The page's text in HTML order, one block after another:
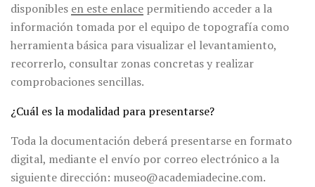
disponibles en este enlace permitiendo acceder a la
información tomada por el equipo de topografía como
herramienta básica para visualizar el levantamiento,
recorrerlo, consultar zonas concretas y realizar
comprobaciones sencillas.
¿Cuál es la modalidad para presentarse?
Toda la documentación deberá presentarse en formato
digital, mediante el envío por correo electrónico a la
siguiente dirección: museo@academiadecine.com.